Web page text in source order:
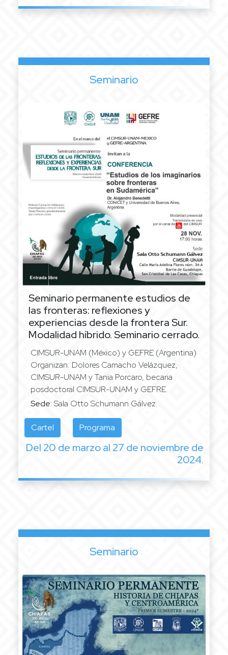
Seminario
Seminario permanente estudios de
las fronteras: reflexiones y
experiencias desde la frontera Sur.
Modalidad híbrido. Seminario cerrado.
CIMSUR-UNAM (México) y GEFRE (Argentina)
Organizan: Dolores Camacho Velázquez,
CIMSUR-UNAM y Tania Porcaro, becaria
posdoctoral CIMSUR-UNAM y GEFRE.
Sede: Sala Otto Schumann Gálvez.
Cartel Programa
Del 20 de marzo al 27 de noviembre de
2024.
Seminario